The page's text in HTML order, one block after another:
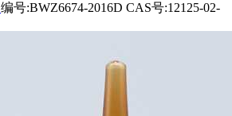
编号:BWZ6674-2016D CAS号:12125-02-